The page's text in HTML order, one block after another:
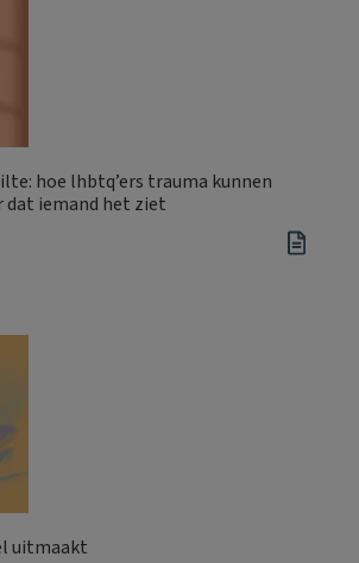
hoe lhbtq’ers trauma kunnen
dat iemand het ziet
uitmaakt